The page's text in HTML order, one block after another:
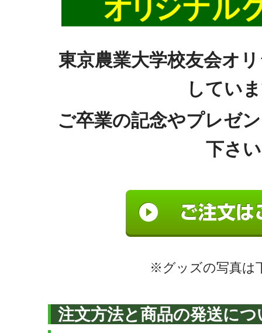
東京農業大学校友会オ
してい
ご卒業の記念やプレゼ
下さ
※グッズの写真は
注文方法と商品の発送につ